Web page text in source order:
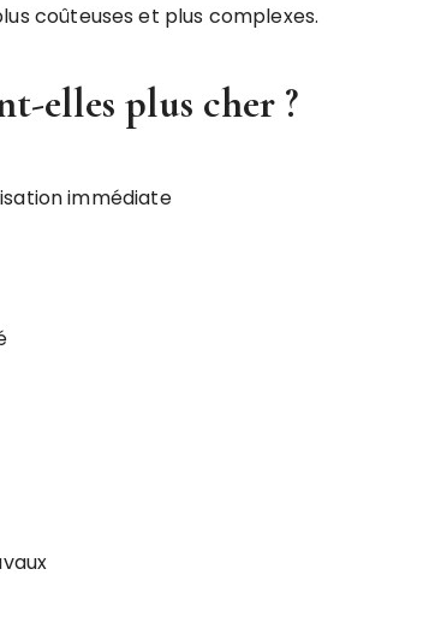
coûteuses et plus complexes.
elles plus cher ?
immédiate